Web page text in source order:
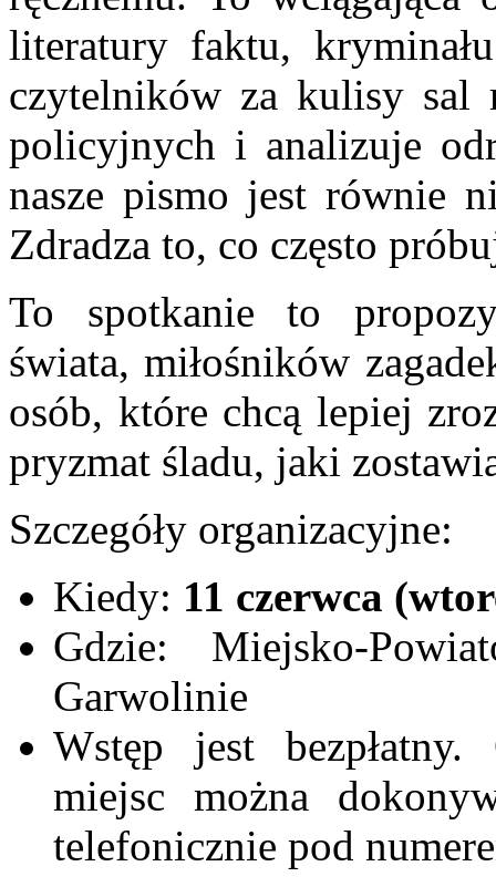
literatury faktu,
czytelników za kulisy sal
policyjnych i analizuje
nasze pismo jest równie
Zdradza to, co często
To spotkanie to
świata, miłośników
osób, które chcą lepiej
pryzmat śladu, jaki
Szczegóły organizacyjne:
Kiedy: 11 czerwca
Gdzie: Miejsko-
Garwolinie
Wstęp jest bezpłatny.
miejsc można
telefonicznie pod